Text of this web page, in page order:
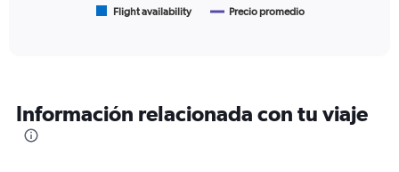
6
categories.
The
Flight availability Precio promedio
Información relacionada con tu viaje